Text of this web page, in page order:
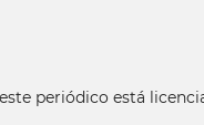
periódico está